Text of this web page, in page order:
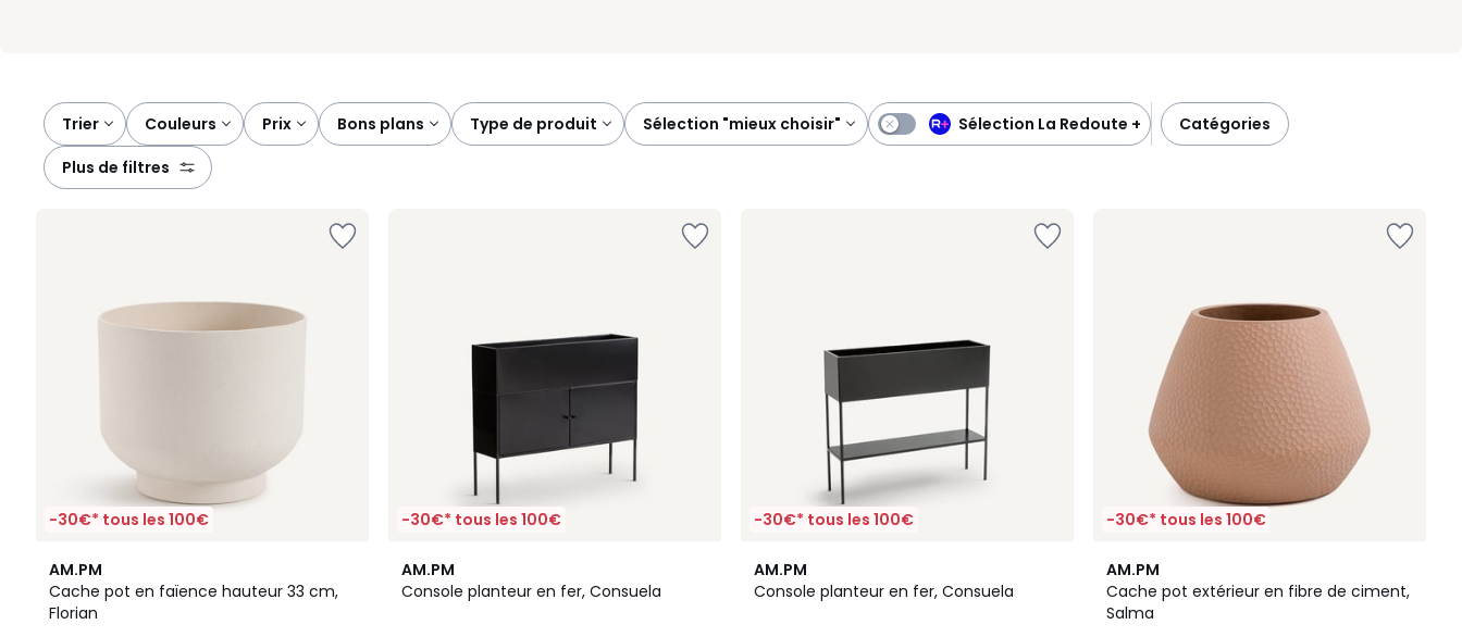
Trier couleurs prix bons plans type de produit sélection "mieux choisir" Sélection La Redoute +
catégories
plus de filtres
-30€* tous les 100€
AM.PM
Cache pot en faïence hauteur 33 cm,
Florian
1,8
/
5
4
Couleurs
-30€* tous les 100€
AM.PM
Console planteur en fer, Consuela
4
/
-30€* tous les 100€
AM.PM
Console planteur en fer, Consuela
4,7
/ 5
-30€* tous les 100€
AM.PM
Cache pot extérieur en fibre de ciment,
Salma